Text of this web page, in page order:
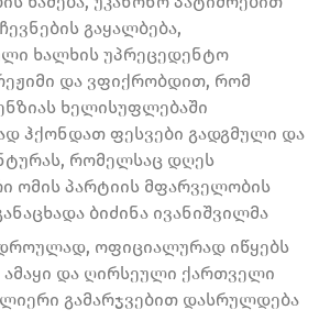
გაყალბება,
ხალხის უპრეცედენტო
და ვფიქრობდით, რომ
ხელისუფლებაში
ჰქონდათ ფესვები გადგმული და
რომელსაც დღეს
ომის პარტიის მფარველობის
ბიძინა ივანიშვილმა
ოფიციალურად იწყებს
ამაყი და ღირსეული ქართველი
გამარჯვებით დასრულდება